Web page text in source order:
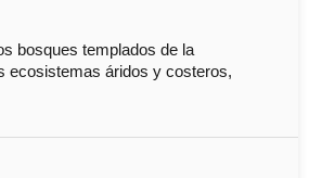
bosques templados de la
ecosistemas áridos y costeros,